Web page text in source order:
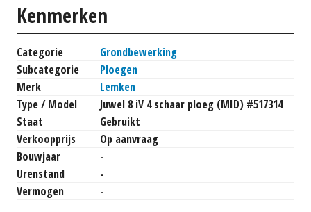
Kenmerken
Categorie
Grondbewerking
Subcategorie
Ploegen
Merk
Lemken
Type / Model
Juwel 8 iV 4 schaar ploeg (MID) #517314
Staat
Gebruikt
Verkoopprijs
Op aanvraag
Bouwjaar
-
Urenstand
-
Vermogen
-